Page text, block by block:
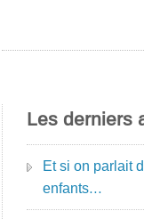
Les derniers
Et si on parlait
enfants…